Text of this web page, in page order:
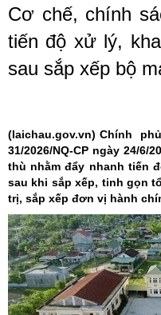
Cơ chế, chính
tiến độ xử lý,
sau sắp xếp bộ
(laichau.gov.vn) Chính
31/2026/NQ-CP ngày 24/6/
thù nhằm đẩy nhanh tiến
sau khi sắp xếp, tinh gọn
trị, sắp xếp đơn vị hành